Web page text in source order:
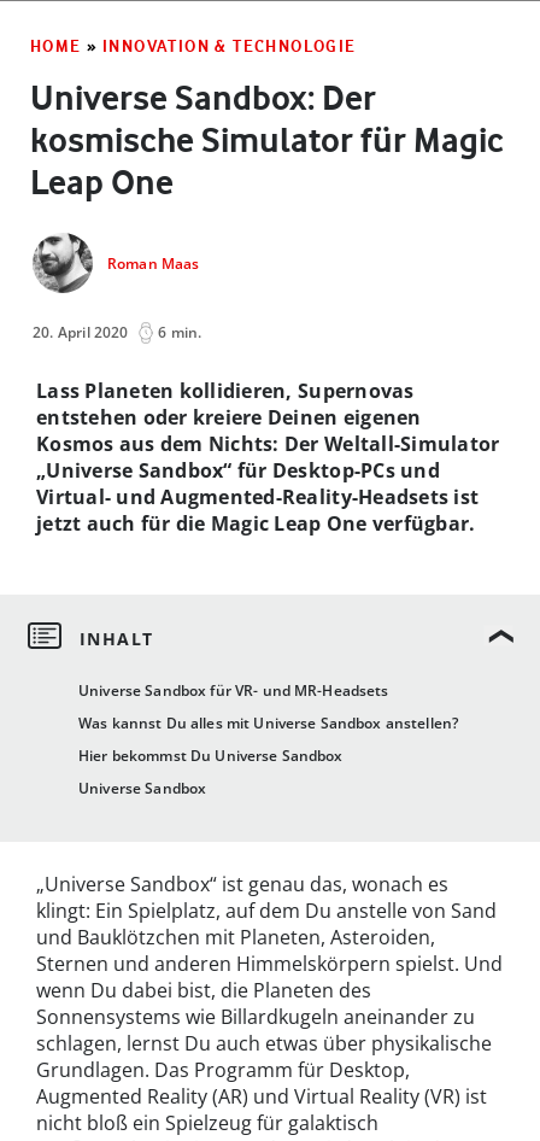
HOME » INNOVATION & TECHNOLOGIE
Universe Sandbox: Der
kosmische Simulator für Magic
Leap One
Roman Maas
20. April 2020 6 min.
Universe Sandbox für VR- und MR-Headsets
Was kannst Du alles mit Universe Sandbox anstellen?
Hier bekommst Du Universe Sandbox
Universe Sandbox
Lass Planeten kollidieren, Supernovas
entstehen oder kreiere Deinen eigenen
Kosmos aus dem Nichts: Der Weltall-Simulator
„Universe Sandbox“ für Desktop-PCs und
Virtual- und Augmented-Reality-Headsets ist
jetzt auch für die Magic Leap One verfügbar.
„Universe Sandbox“ ist genau das, wonach es
klingt: Ein Spielplatz, auf dem Du anstelle von Sand
und Bauklötzchen mit Planeten, Asteroiden,
Sternen und anderen Himmelskörpern spielst. Und
wenn Du dabei bist, die Planeten des
Sonnensystems wie Billardkugeln aneinander zu
schlagen, lernst Du auch etwas über physikalische
Grundlagen. Das Programm für Desktop,
Augmented Reality (AR) und Virtual Reality (VR) ist
nicht bloß ein Spielzeug für galaktisch